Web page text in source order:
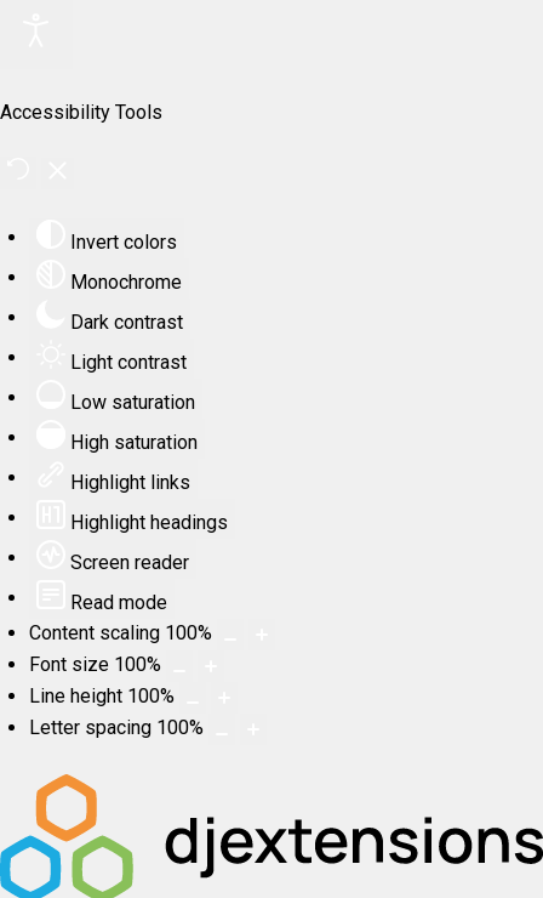
Accessibility Tools
Invert colors
Monochrome
Dark contrast
Light contrast
Low saturation
High saturation
Highlight links
Highlight headings
Screen reader
Read mode
Content scaling 100%
Font size 100%
Line height 100%
Letter spacing 100%